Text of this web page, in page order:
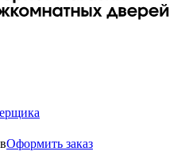
Оформить заказ